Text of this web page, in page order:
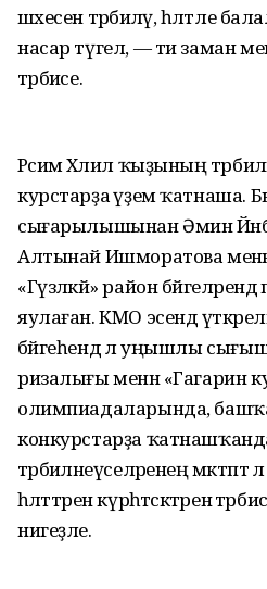
шәхесен тәрбиәләү, һәләтле
насар түгел, — ти заман
тәрбиәсе.
Рәсимә Хәлил ҡыҙының
курстарҙа әүҙем ҡатнаша.
сығарылышынан Әмин
Алтынай Ишморатова
«Гүзәлкәй» район
яулаған. КМО эсендә
бәйгеһендә лә уңышлы сығыш
ризалығы менән «Гагарин
олимпиадаларында,
конкурстарҙа
тәрбиәләнеүселәренең
һәләттәрен күрһәтәсәктәренә
нигеҙле.